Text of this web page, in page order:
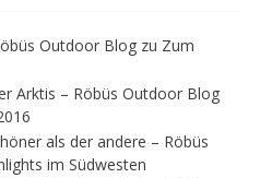
Outdoor Blog zu Zum
Arktis – Röbüs Outdoor Blog
als der andere – Röbüs
im Südwesten